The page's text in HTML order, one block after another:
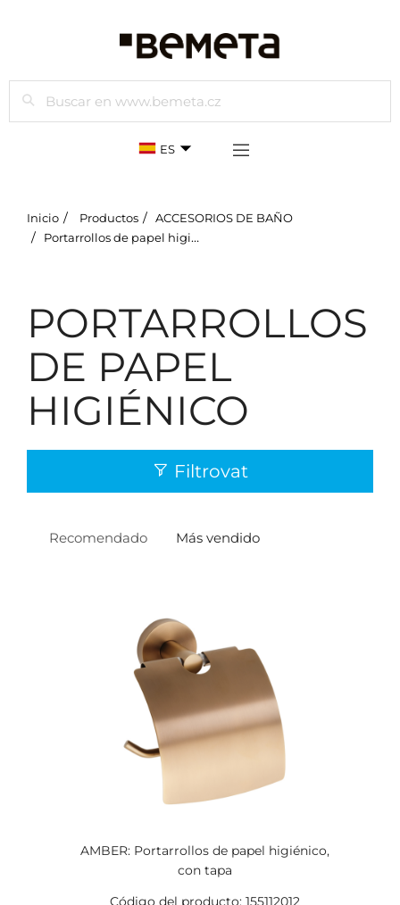
Buscar
ES
Inicio Productos
ACCESORIOS DE BAÑO
Portarrollos de papel higiénico
PORTARROLLOS
DE PAPEL
HIGIÉNICO
Filtrovat
Recomendado Más vendido
AMBER: Portarrollos de papel higiénico,
con tapa
Código del producto: 155112012